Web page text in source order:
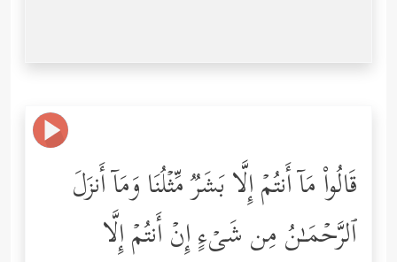
قَالُواْ مَاۤ أَنتُمۡ إِلَّا بَشَرࣱ مِّثۡلُنَا وَمَاۤ أَنزَلَ
ٱلرَّحۡمَـٰنُ مِن شَیۡءٍ إِنۡ أَنتُمۡ إِلَّا